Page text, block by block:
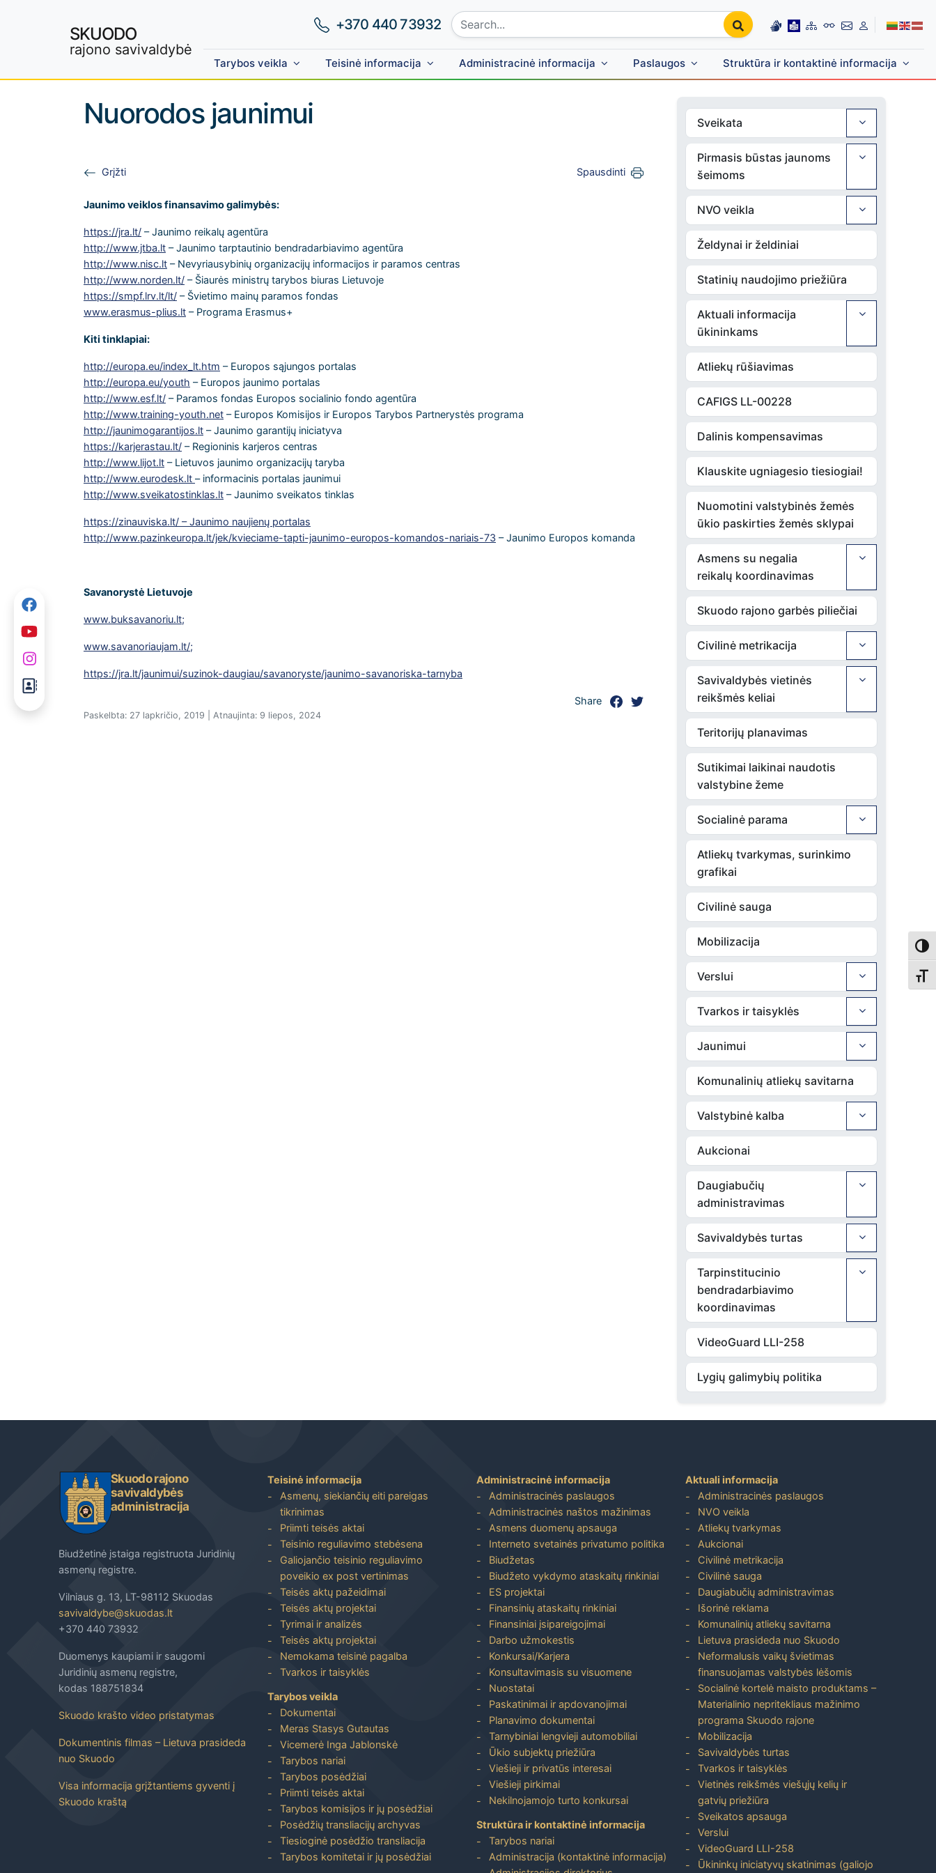
SKUODO
rajono savivaldybė
Phone number:
+370 440 73932 Search site:
Tarybos veikla Teisinė informacija Administracinė informacija Paslaugos Struktūra ir kontaktinė informacija
Nuorodos jaunimui
Grįžti Spausdinti
Jaunimo veiklos finansavimo galimybės:
https://jra.lt/ – Jaunimo reikalų agentūra
http://www.jtba.lt – Jaunimo tarptautinio bendradarbiavimo agentūra
http://www.nisc.lt – Nevyriausybinių organizacijų informacijos ir paramos centras
http://www.norden.lt/ – Šiaurės ministrų tarybos biuras Lietuvoje
https://smpf.lrv.lt/lt/ – Švietimo mainų paramos fondas
www.erasmus-plius.lt – Programa Erasmus+
Kiti tinklapiai:
http://europa.eu/index_lt.htm – Europos sąjungos portalas
http://europa.eu/youth – Europos jaunimo portalas
http://www.esf.lt/ – Paramos fondas Europos socialinio fondo agentūra
http://www.training-youth.net – Europos Komisijos ir Europos Tarybos Partnerystės programa
http://jaunimogarantijos.lt – Jaunimo garantijų iniciatyva
https://karjerastau.lt/ – Regioninis karjeros centras
http://www.lijot.lt – Lietuvos jaunimo organizacijų taryba
http://www.eurodesk.lt – informacinis portalas jaunimui
http://www.sveikatostinklas.lt – Jaunimo sveikatos tinklas
https://zinauviska.lt/ – Jaunimo naujienų portalas
http://www.pazinkeuropa.lt/jek/kvieciame-tapti-jaunimo-europos-komandos-nariais-73 – Jaunimo Europos komanda
Savanorystė Lietuvoje
www.buksavanoriu.lt;
www.savanoriaujam.lt/;
https://jra.lt/jaunimui/suzinok-daugiau/savanoryste/jaunimo-savanoriska-tarnyba
Share
Paskelbta: 27 lapkričio, 2019 | Atnaujinta: 9 liepos, 2024
Sveikata
Pirmasis būstas jaunoms
šeimoms
NVO veikla
Želdynai ir želdiniai
Statinių naudojimo priežiūra
Aktuali informacija
ūkininkams
Atliekų rūšiavimas
CAFIGS LL-00228
Dalinis kompensavimas
Klauskite ugniagesio tiesiogiai!
Nuomotini valstybinės žemės
ūkio paskirties žemės sklypai
Asmens su negalia
reikalų koordinavimas
Skuodo rajono garbės piliečiai
Civilinė metrikacija
Savivaldybės vietinės
reikšmės keliai
Teritorijų planavimas
Sutikimai laikinai naudotis
valstybine žeme
Socialinė parama
Atliekų tvarkymas, surinkimo
grafikai
Civilinė sauga
Mobilizacija
Verslui
Tvarkos ir taisyklės
Jaunimui
Komunalinių atliekų savitarna
Valstybinė kalba
Aukcionai
Daugiabučių
administravimas
Savivaldybės turtas
Tarpinstitucinio
bendradarbiavimo
koordinavimas
VideoGuard LLI-258
Lygių galimybių politika
Skuodo rajono
savivaldybės
administracija
Biudžetinė įstaiga registruota Juridinių
asmenų registre.
Vilniaus g. 13, LT-98112 Skuodas
savivaldybe@skuodas.lt
+370 440 73932
Duomenys kaupiami ir saugomi
Juridinių asmenų registre,
kodas 188751834
Skuodo krašto video pristatymas
Dokumentinis filmas – Lietuva prasideda
nuo Skuodo
Visa informacija grįžtantiems gyventi į
Skuodo kraštą
Teisinė informacija
Asmenų, siekiančių eiti pareigas
tikrinimas
Priimti teisės aktai
Teisinio reguliavimo stebėsena
Galiojančio teisinio reguliavimo
poveikio ex post vertinimas
Teisės aktų pažeidimai
Teisės aktų projektai
Tyrimai ir analizės
Teisės aktų projektai
Nemokama teisinė pagalba
Tvarkos ir taisyklės
Tarybos veikla
Dokumentai
Meras Stasys Gutautas
Vicemerė Inga Jablonskė
Tarybos nariai
Tarybos posėdžiai
Priimti teisės aktai
Tarybos komisijos ir jų posėdžiai
Posėdžių transliacijų archyvas
Tiesioginė posėdžio transliacija
Tarybos komitetai ir jų posėdžiai
Administracinė informacija
Administracinės paslaugos
Administracinės naštos mažinimas
Asmens duomenų apsauga
Interneto svetainės privatumo politika
Biudžetas
Biudžeto vykdymo ataskaitų rinkiniai
ES projektai
Finansinių ataskaitų rinkiniai
Finansiniai įsipareigojimai
Darbo užmokestis
Konkursai/Karjera
Konsultavimasis su visuomene
Nuostatai
Paskatinimai ir apdovanojimai
Planavimo dokumentai
Tarnybiniai lengvieji automobiliai
Ūkio subjektų priežiūra
Viešieji ir privatūs interesai
Viešieji pirkimai
Nekilnojamojo turto konkursai
Struktūra ir kontaktinė informacija
Tarybos nariai
Administracija (kontaktinė informacija)
Aktuali informacija
Administracinės paslaugos
NVO veikla
Atliekų tvarkymas
Aukcionai
Civilinė metrikacija
Civilinė sauga
Daugiabučių administravimas
Išorinė reklama
Komunalinių atliekų savitarna
Lietuva prasideda nuo Skuodo
Neformalusis vaikų švietimas
finansuojamas valstybės lėšomis
Socialinė kortelė maisto produktams –
Materialinio nepritekliaus mažinimo
programa Skuodo rajone
Mobilizacija
Savivaldybės turtas
Tvarkos ir taisyklės
Vietinės reikšmės viešųjų kelių ir
gatvių priežiūra
Sveikatos apsauga
Verslui
VideoGuard LLI-258
Ūkininkų iniciatyvų skatinimas (galiojo